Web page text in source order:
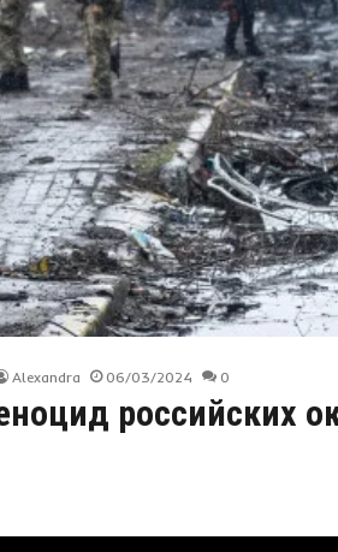
Alexandra 06/03/2024 0
российских